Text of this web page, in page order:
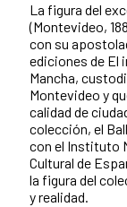
La figura del
(Montevideo,
con su
ediciones de El
Mancha,
Montevideo y
calidad de
colección, el
con el Instituto
Cultural de
la figura del
y realidad.